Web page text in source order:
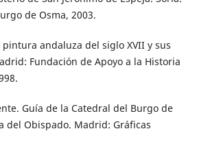
de Osma, 2003.
andaluza del siglo XVII y sus
Fundación de Apoyo a la Historia
Guía de la Catedral del Burgo de
del Obispado. Madrid: Gráficas